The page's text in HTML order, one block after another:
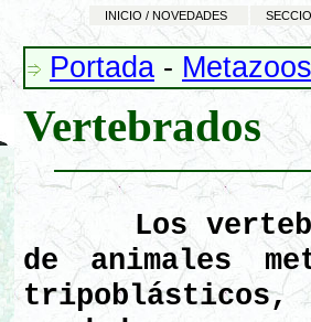
INICIO / NOVEDADES
Portada - Metazoos
Vertebrados
Los
de animales